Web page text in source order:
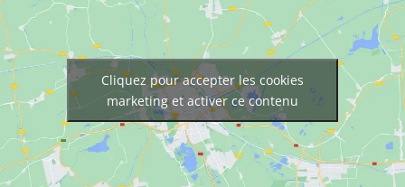
Cliquez pour accepter les cookies
marketing et activer ce contenu